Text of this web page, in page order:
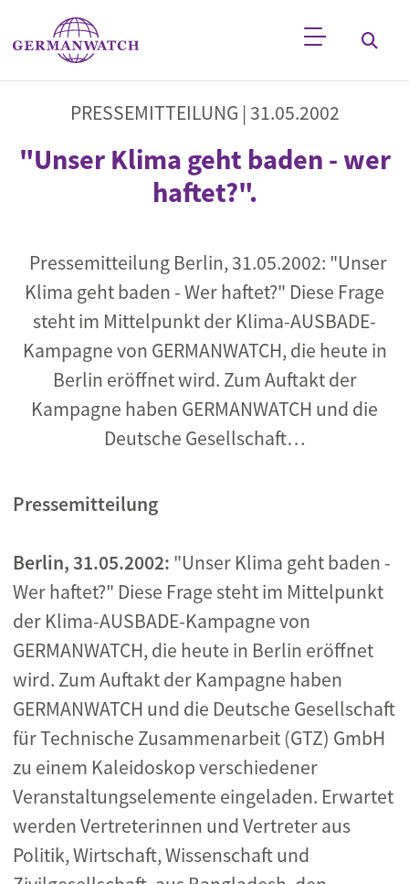
Direkt zum Inhalt
Stichwortsuche
PRESSEMITTEILUNG | 31.05.2002
"Unser Klima geht baden - wer
haftet?".
Pressemitteilung Berlin, 31.05.2002: "Unser
Klima geht baden - Wer haftet?" Diese Frage
steht im Mittelpunkt der Klima-AUSBADE-
Kampagne von GERMANWATCH, die heute in
Berlin eröffnet wird. Zum Auftakt der
Kampagne haben GERMANWATCH und die
Deutsche Gesellschaft…
Pressemitteilung
Berlin, 31.05.2002: "Unser Klima geht baden -
Wer haftet?" Diese Frage steht im Mittelpunkt
der Klima-AUSBADE-Kampagne von
GERMANWATCH, die heute in Berlin eröffnet
wird. Zum Auftakt der Kampagne haben
GERMANWATCH und die Deutsche Gesellschaft
für Technische Zusammenarbeit (GTZ) GmbH
zu einem Kaleidoskop verschiedener
Veranstaltungselemente eingeladen. Erwartet
werden Vertreterinnen und Vertreter aus
Politik, Wirtschaft, Wissenschaft und